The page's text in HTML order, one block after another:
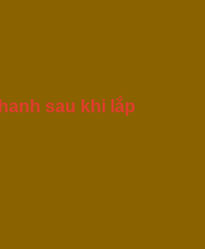
sau khi lắp